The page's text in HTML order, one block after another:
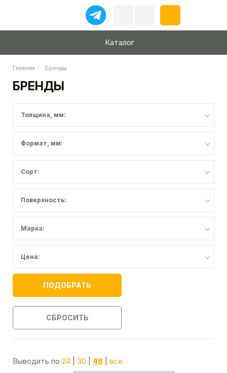
Каталог
Главная Бренды
БРЕНДЫ
Толщина, мм:
Формат, мм:
Сорт:
Поверхность:
Марка:
Цена:
ПОДОБРАТЬ
СБРОСИТЬ
Выводить по 24 30 48 все